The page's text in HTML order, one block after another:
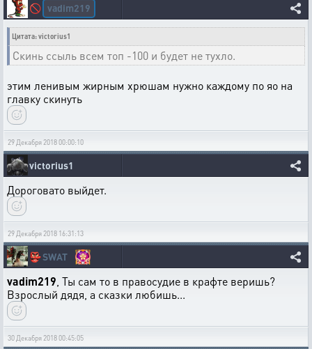
🚫 vadim219
Цитата: victorius1
Скинь ссыль всем топ -100 и будет не тухло.
этим ленивым жирным хрюшам нужно каждому по яо на
главку скинуть
29 Декабря 2018 00:00:10
victorius1
Дороговато выйдет.
29 Декабря 2018 16:31:13
👺SWAT
vadim219 , Ты сам то в правосудие в крафте веришь?
Взрослый дядя, а сказки любишь...
30 Декабря 2018 00:45:05